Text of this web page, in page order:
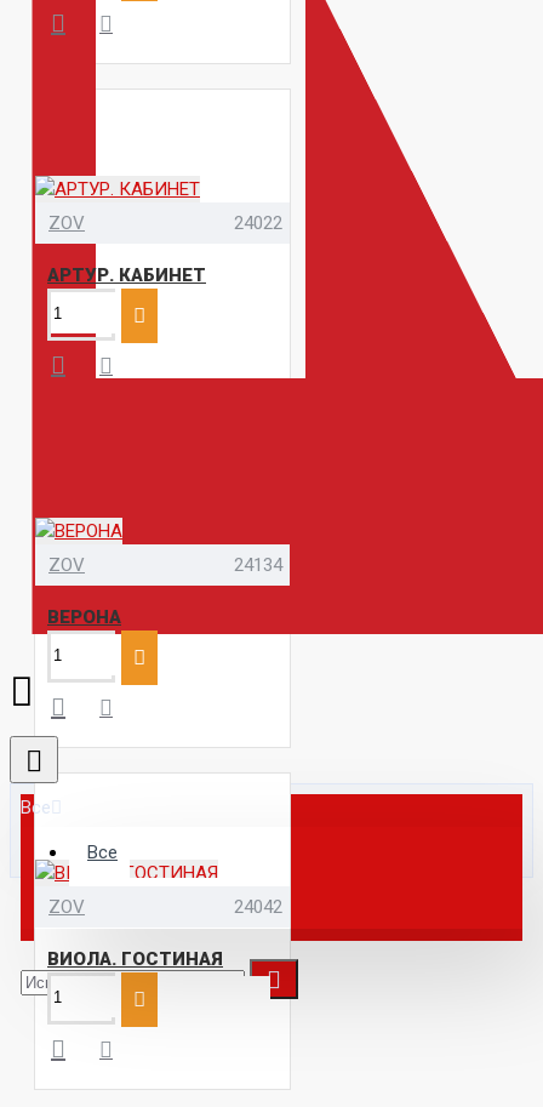
Все
Все
Кухни из Белоруссии
ZOV 24022
АРТУР. КАБИНЕТ
ZOV 24134
ВЕРОНА
ZOV 24042
ВИОЛА. ГОСТИНАЯ